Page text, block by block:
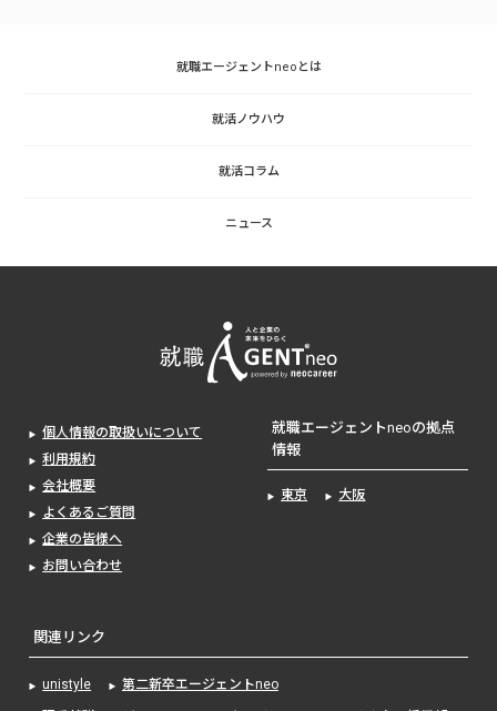
就職エージェントneoとは
就活ノウハウ
就活コラム
ニュース
個人情報の取扱いについて
利用規約
会社概要
よくあるご質問
企業の皆様へ
お問い合わせ
就職エージェントneoの拠点
情報
東京 大阪
関連リンク
unistyle 第二新卒エージェントneo